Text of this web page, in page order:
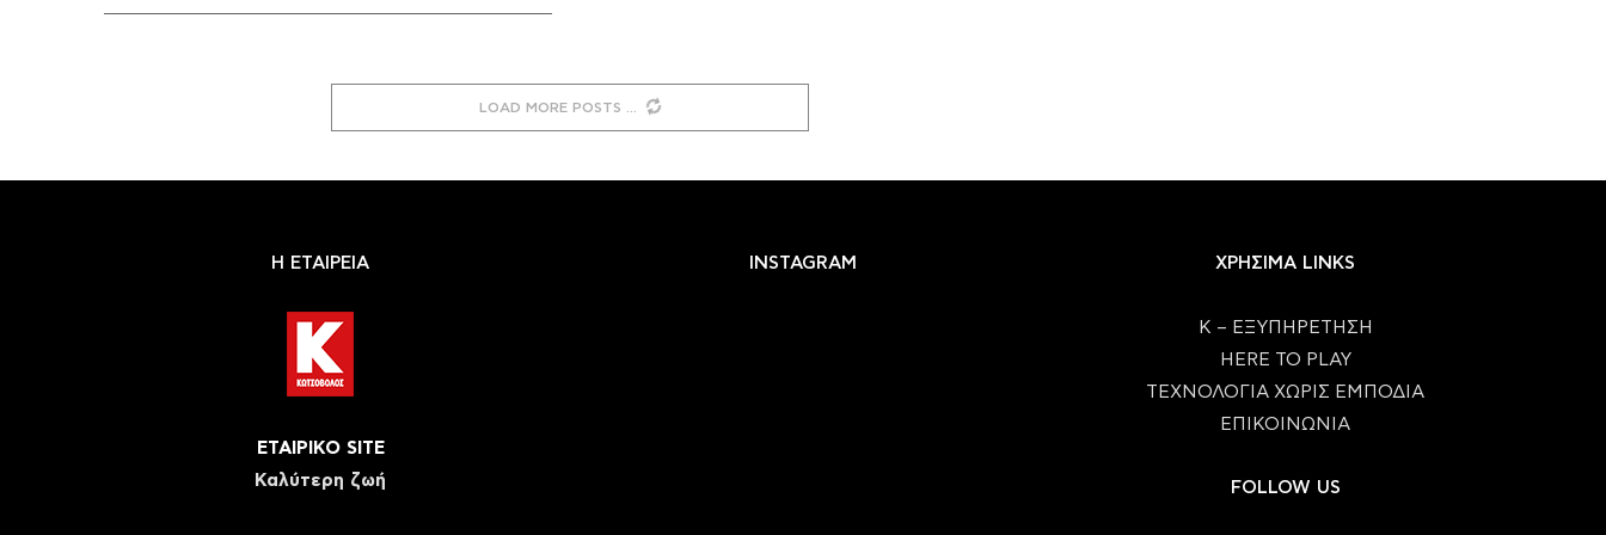
LOAD MORE POSTS
Η ΕΤΑΙΡΕΙΑ
ΕΤΑΙΡΙΚΟ SITE
Καλύτερη ζωή
INSTAGRAM ΧΡΗΣΙΜΑ LINKS
Κ – ΕΞΥΠΗΡΕΤΗΣΗ
HERE TO PLAY
ΤΕΧΝΟΛΟΓΙΑ ΧΩΡΙΣ ΕΜΠΟΔΙΑ
ΕΠΙΚΟΙΝΩΝΙΑ
FOLLOW US